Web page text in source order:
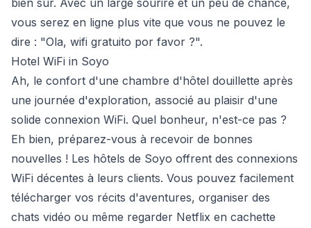
vous serez en ligne plus vite que vous ne pouvez le
dire : "Ola, wifi gratuito por favor ?".
Hotel WiFi in Soyo
Ah, le confort d'une chambre d'hôtel douillette après
une journée d'exploration, associé au plaisir d'une
solide connexion WiFi. Quel bonheur, n'est-ce pas ?
Eh bien, préparez-vous à recevoir de bonnes
nouvelles ! Les hôtels de Soyo offrent des connexions
WiFi décentes à leurs clients. Vous pouvez facilement
télécharger vos récits d'aventures, organiser des
chats vidéo ou même regarder Netflix en cachette